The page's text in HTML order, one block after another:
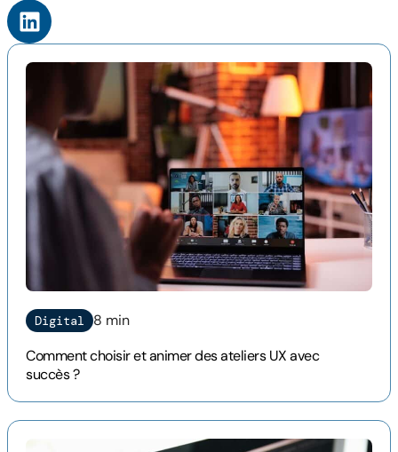
Digital
8 min
Comment choisir et animer des ateliers UX avec
succès ?